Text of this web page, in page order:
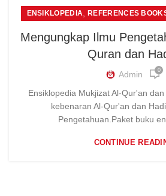
ENSIKLOPEDIA ,REFERENCES
Mengungkap Ilmu
Quran dan
Admin 0
Ensiklopedia Mukjizat Al-Qur'an
kebenaran Al-Qur'an dan
Pengetahuan.Paket buku
CONTINUE